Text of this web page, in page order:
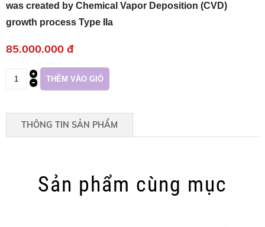
was created by Chemical Vapor Deposition (CVD)
growth process Type IIa
85.000.000 đ
THÔNG TIN SẢN PHẨM
Sản phẩm cùng mục